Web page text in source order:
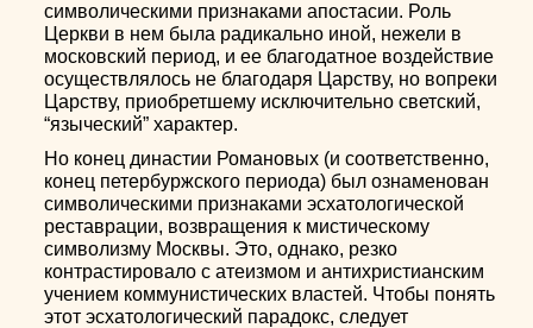
символическими признаками апостасии. Роль
Церкви в нем была радикально иной, нежели в
московский период, и ее благодатное воздействие
осуществлялось не благодаря Царству, но вопреки
Царству, приобретшему исключительно светский,
“языческий” характер.
Но конец династии Романовых (и соответственно,
конец петербуржского периода) был ознаменован
символическими признаками эсхатологической
реставрации, возвращения к мистическому
символизму Москвы. Это, однако, резко
контрастировало с атеизмом и антихристианским
учением коммунистических властей. Чтобы понять
этот эсхатологический парадокс, следует